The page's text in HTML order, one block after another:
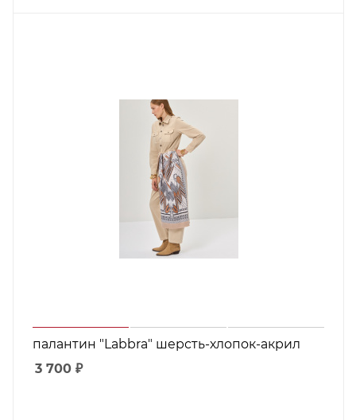
палантин "Labbra" шерсть-хлопок-акрил
3 700 ₽